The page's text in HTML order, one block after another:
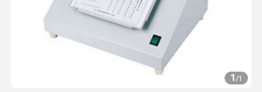
1/1